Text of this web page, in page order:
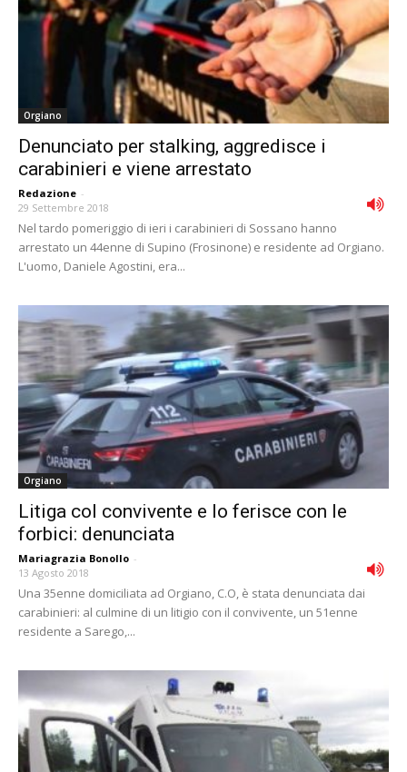
Orgiano
Denunciato per stalking, aggredisce i
carabinieri e viene arrestato
Redazione -
29 Settembre 2018
Nel tardo pomeriggio di ieri i carabinieri di Sossano hanno
arrestato un 44enne di Supino (Frosinone) e residente ad Orgiano.
L'uomo, Daniele Agostini, era...
Orgiano
Litiga col convivente e lo ferisce con le
forbici: denunciata
Mariagrazia Bonollo -
13 Agosto 2018
Una 35enne domiciliata ad Orgiano, C.O, è stata denunciata dai
carabinieri: al culmine di un litigio con il convivente, un 51enne
residente a Sarego,...